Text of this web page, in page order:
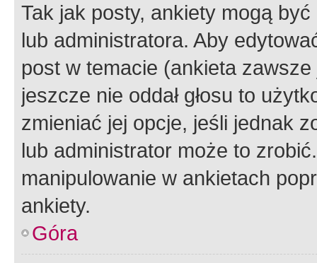
Tak jak posty, ankiety mogą
lub administratora. Aby
post w temacie (ankieta
jeszcze nie oddał głosu to
zmieniać jej opcje, jeśli jednak
lub administrator może to
manipulowanie w ankietach
ankiety.
Góra